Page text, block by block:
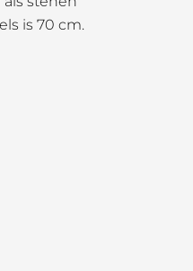
is 70 cm.